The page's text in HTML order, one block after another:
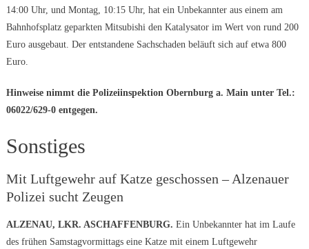
14:00 Uhr, und Montag, 10:15 Uhr, hat ein Unbekannter aus einem am
Bahnhofsplatz geparkten Mitsubishi den Katalysator im Wert von rund 200
Euro ausgebaut. Der entstandene Sachschaden beläuft sich auf etwa 800
Euro.
Hinweise nimmt die Polizeiinspektion Obernburg a. Main unter Tel.:
06022/629-0 entgegen.
Sonstiges
Mit Luftgewehr auf Katze geschossen – Alzenauer
Polizei sucht Zeugen
ALZENAU, LKR. ASCHAFFENBURG. Ein Unbekannter hat im Laufe
des frühen Samstagvormittags eine Katze mit einem Luftgewehr